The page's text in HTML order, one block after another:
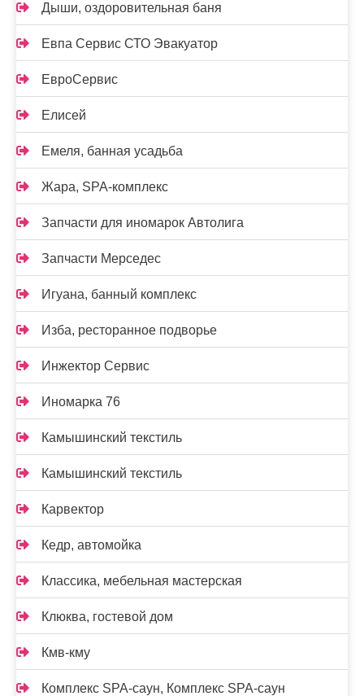
Дыши, оздоровительная баня
Евпа Сервис СТО Эвакуатор
ЕвроСервис
Елисей
Емеля, банная усадьба
Жара, SPA-комплекс
Запчасти для иномарок Автолига
Запчасти Мерседес
Игуана, банный комплекс
Изба, ресторанное подворье
Инжектор Сервис
Иномарка 76
Камышинский текстиль
Камышинский текстиль
Карвектор
Кедр, автомойка
Классика, мебельная мастерская
Клюква, гостевой дом
Кмв-кму
Комплекс SPA-саун, Комплекс SPA-саун